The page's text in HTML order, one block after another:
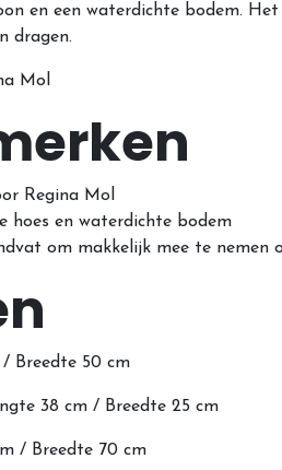
en een waterdichte bodem.
dragen.
Mol
Regina Mol
hoes en waterdichte bodem
om makkelijk mee te nemen
/ Breedte 50 cm
38 cm / Breedte 25 cm
/ Breedte 70 cm